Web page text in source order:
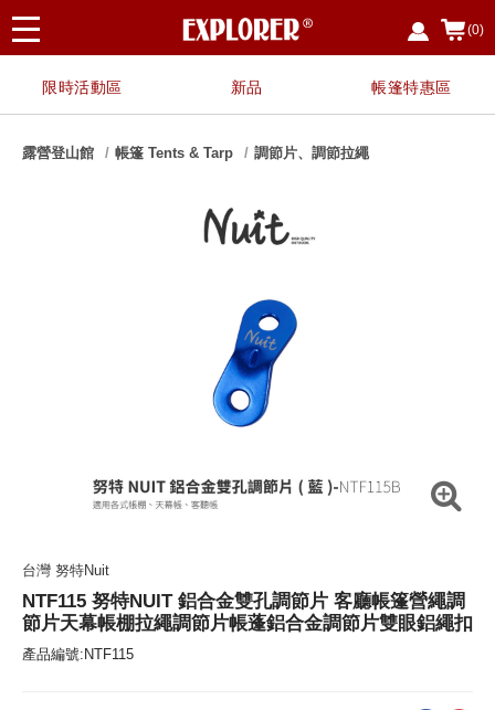
(0)
限時活動區 新品 帳篷特惠區
露營登山館 帳篷 Tents & Tarp 調節片、調節拉繩
台灣 努特Nuit
NTF115 努特NUIT 鋁合金雙孔調節片 客廳帳篷營繩調
節片天幕帳棚拉繩調節片帳蓬鋁合金調節片雙眼鋁繩扣
產品編號:NTF115